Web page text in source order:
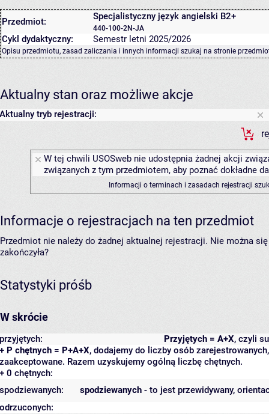
Przedmiot: Specjalistyczny język angielski B2+
440-100-2N-JA
Cykl dydaktyczny: Semestr letni 2025/2026
Opisu przedmiotu, zasad zaliczania i innych informacji szukaj na stronie
Aktualny stan oraz możliwe akcje
Aktualny tryb rejestracji:
W tej chwili USOSweb nie udostępnia żadnej akcji
związanych z tym przedmiotem, aby poznać dokładne
Informacji o terminach i zasadach rejestracji
Informacje o rejestracjach na ten przedmiot
Przedmiot nie należy do żadnej aktualnej rejestracji. Nie można
zakończyła?
Statystyki próśb
W skrócie
Przyjętych = A+X, czyli
przyjętych:
+ P chętnych = P+A+X, dodajemy do liczby osób
zaakceptowane. Razem uzyskujemy ogólną liczbę chętnych.
+ 0 chętnych:
spodziewanych - to jest przewidywany,
spodziewanych:
odrzuconych: